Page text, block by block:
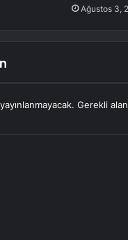
Ağustos 3,
Gerekli